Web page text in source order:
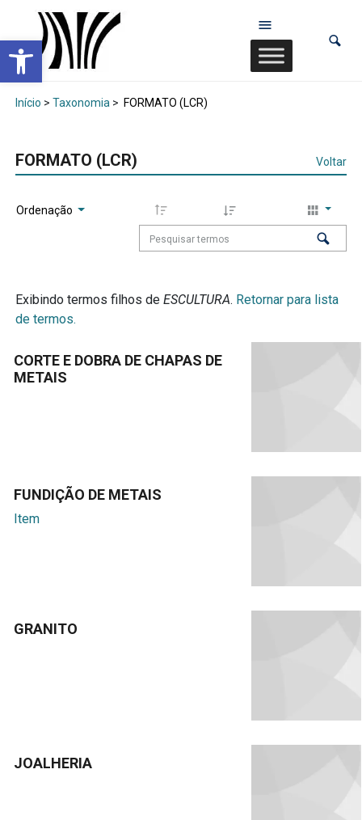
Abrir a barra de ferramentas
Início > Taxonomia > FORMATO (LCR)
FORMATO (LCR) Voltar
Ordenação
Exibindo termos filhos de ESCULTURA. Retornar para lista
de termos.
CORTE E DOBRA DE CHAPAS DE
METAIS
FUNDIÇÃO DE METAIS
Item
GRANITO
JOALHERIA